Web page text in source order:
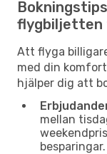
flygbiljetten
Att flyga
med din
hjälper dig att
mellan
besparingar.